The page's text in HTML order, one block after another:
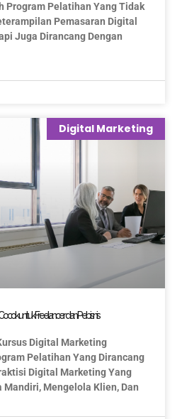
Program Pelatihan Yang Tidak
Pemasaran Digital
Juga Dirancang Dengan
Digital Marketing
untuk Freelancer dan Pebisnis
Digital Marketing
Pelatihan Yang Dirancang
Digital Marketing Yang
Mandiri, Mengelola Klien, Dan